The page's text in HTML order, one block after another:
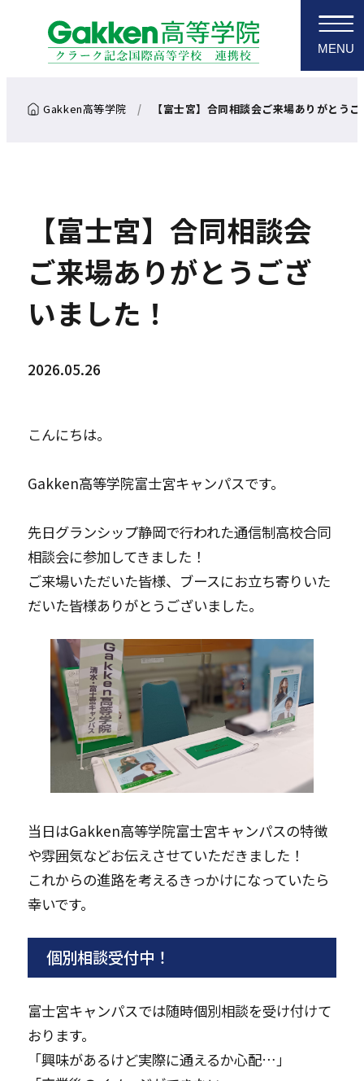
MENU
【富士宮】合同相談会ご来場ありがとう
【富士宮】合同相談会
ご来場ありがとうござ
いました！
2026.05.26
こんにちは。
Gakken高等学院富士宮キャンパスです。
先日グランシップ静岡で行われた通信制高校合同
相談会に参加してきました！
ご来場いただいた皆様、ブースにお立ち寄りいた
だいた皆様ありがとうございました。
当日はGakken高等学院富士宮キャンパスの特徴
や雰囲気などお伝えさせていただきました！
これからの進路を考えるきっかけになっていたら
幸いです。
個別相談受付中！
富士宮キャンパスでは随時個別相談を受け付けて
おります。
「興味があるけど実際に通えるか心配…」